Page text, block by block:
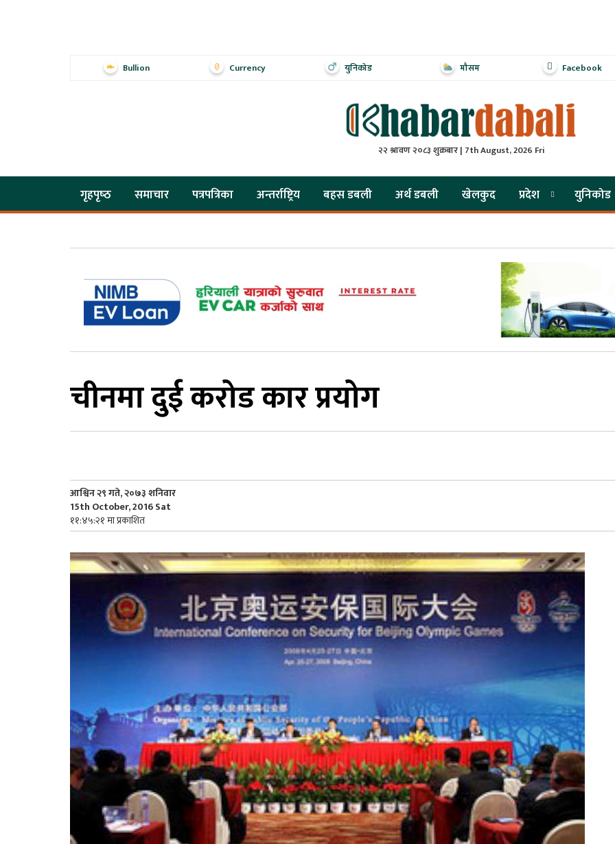
Bullion Currency युनिकोड मौसम Facebook
२२ श्रावण २०८३ शुक्रबार | 7th August, 2026 Fri
गृहपृष्‍ठ समाचार पत्रपत्रिका अन्तर्राष्ट्रिय बहस डबली अर्थ डबली खेलकुद प्रदेश युनिकोड
चीनमा दुई करोड कार प्रयोग
आश्विन २९ गते, २०७३ शनिवार
15th October, 2016 Sat
११:४५:२१ मा प्रकाशित